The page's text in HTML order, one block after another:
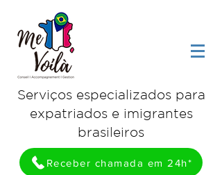
Serviços especializados para
expatriados e imigrantes
brasileiros
Receber chamada em 24h*